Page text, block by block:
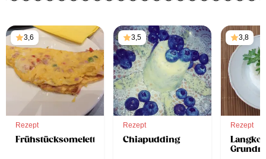
3,6
Rezept
Frühstücksomelette
3,5
Rezept
Chiapudding
3,8
Rezept